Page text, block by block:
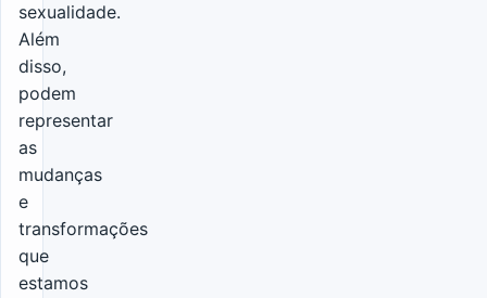
sexualidade.
Além
disso,
podem
representar
as
mudanças
e
transformações
que
estamos